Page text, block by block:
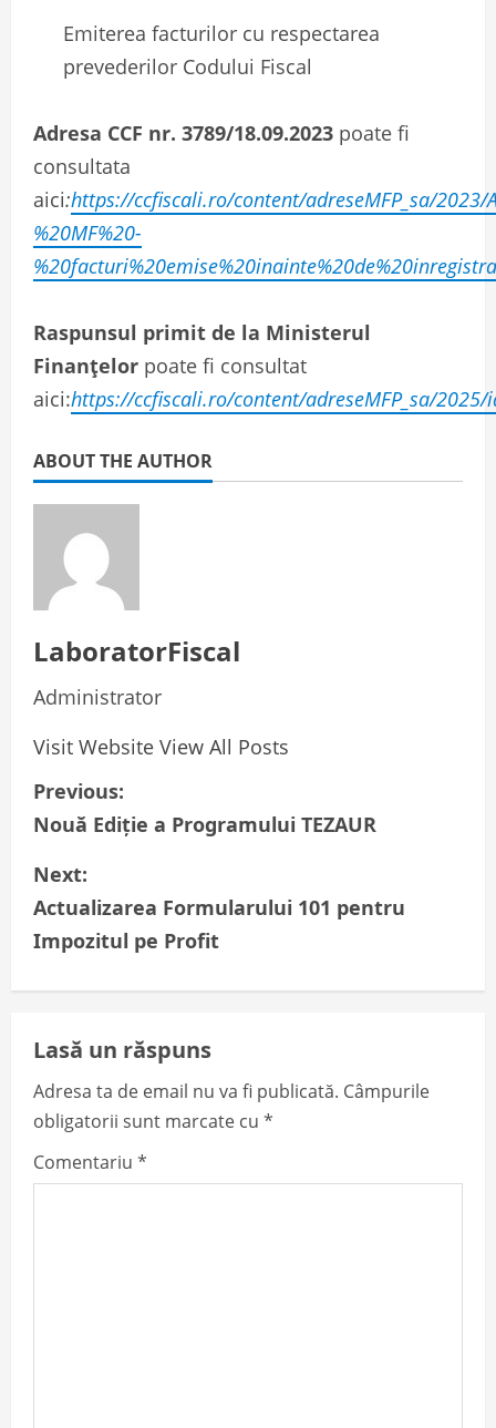
Emiterea facturilor cu respectarea
prevederilor Codului Fiscal
Adresa CCF nr. 3789/18.09.2023 poate fi
consultata
aici:https://ccfiscali.ro/content/adreseMFP_sa/2023/
%20MF%20-
Raspunsul primit de la Ministerul
Finanțelor poate fi consultat
aici:https://ccfiscali.ro/content/adreseMFP_sa/2025/
ABOUT THE AUTHOR
LaboratorFiscal
Administrator
Visit Website View All Posts
P
o
s
t
n
v
i
g
Previous:
Nouă Ediție a Programului TEZAUR
Next:
Actualizarea Formularului 101 pentru
Impozitul pe Profit
Lasă un răspuns
Adresa ta de email nu va fi publicată. Câmpurile
obligatorii sunt marcate cu *
Comentariu *